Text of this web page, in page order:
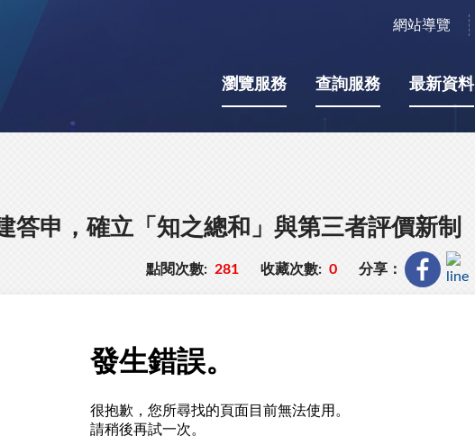
網站導覽
瀏覽服務 查詢服務 最新資料
答申，確立「知之總和」與第三者評價新制
點閱次數: 281 收藏次數: 0 分享：